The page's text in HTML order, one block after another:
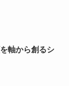
軸から創るシ